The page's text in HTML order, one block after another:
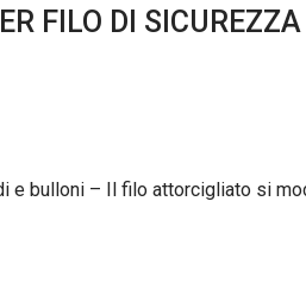
FILO DI
e bulloni – Il filo attorcigliato si